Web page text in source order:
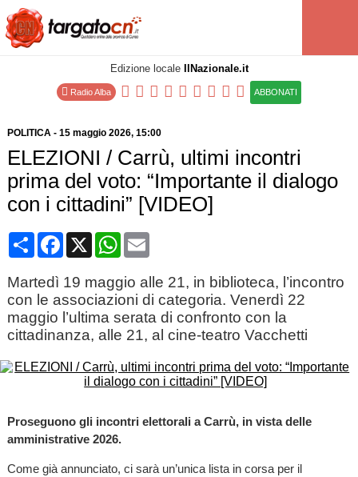
Edizione locale IlNazionale.it
Radio Alba ABBONATI
POLITICA- 15 maggio 2026, 15:00
ELEZIONI / Carrù, ultimi incontri
prima del voto: “Importante il dialogo
con i cittadini” [VIDEO]
CondividiFacebook
X WhatsApp
Email
Martedì 19 maggio alle 21, in biblioteca, l’incontro
con le associazioni di categoria. Venerdì 22
maggio l’ultima serata di confronto con la
cittadinanza, alle 21, al cine-teatro Vacchetti
Proseguono gli incontri elettorali a Carrù, in vista delle
amministrative 2026.
Come già annunciato, ci sarà un’unica lista in corsa per il